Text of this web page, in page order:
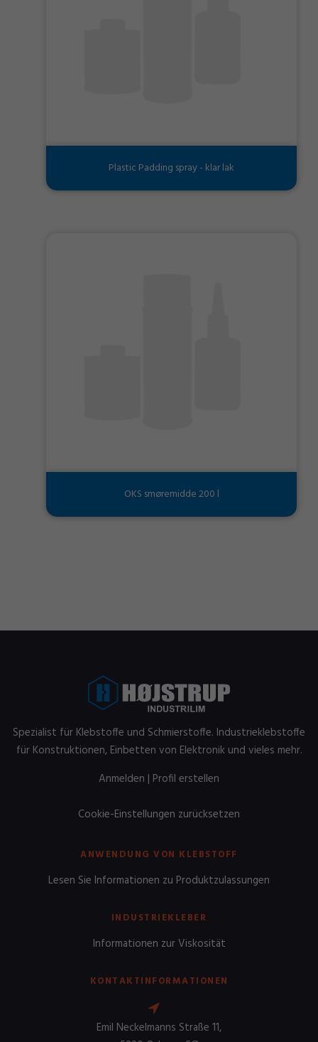
Plastic Padding spray - klar lak
OKS smøremidde 200 l
Spezialist für Klebstoffe und Schmierstoffe. Industrieklebstoffe
für Konstruktionen, Einbetten von Elektronik und vieles mehr.
Anmelden | Profil erstellen
Cookie-Einstellungen zurücksetzen
ANWENDUNG VON KLEBSTOFF
Lesen Sie Informationen zu Produktzulassungen
INDUSTRIEKLEBER
Informationen zur Viskosität
KONTAKTINFORMATIONEN
Emil Neckelmanns Straße 11,